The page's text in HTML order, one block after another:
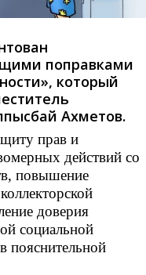
поправками
который
Ахметов.
прав и
действий со
повышение
доверия
социальной
пояснительной